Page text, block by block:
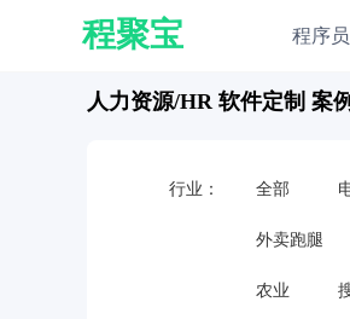
程聚宝 程序员
人力资源/HR 软件定制 案例
行业： 全部
外卖跑腿
农业